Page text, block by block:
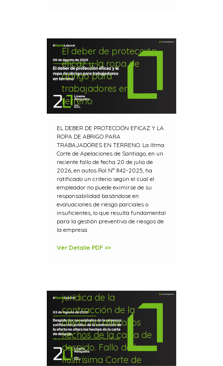
El deber de protección
eficaz y la ropa de
abrigo para
trabajadores en
terreno
EL DEBER DE PROTECCIÓN EFICAZ Y LA
ROPA DE ABRIGO PARA
TRABAJADORES EN TERRENO. La Iltma.
Corte de Apelaciones de Santiago, en un
reciente fallo de fecha 20 de julio de
2026, en autos Rol N° 842-2025, ha
ratificado un criterio según el cual el
empleador no puede eximirse de su
responsabilidad basándose en
evaluaciones de riesgo parciales o
insuficientes, lo que resulta fundamental
para la gestión preventiva de riesgos de
la empresa.
Ver Detalle PDF >>
jurídica de la
contracción de la
oferta no altera los
hechos de la carta de
despido. Fallo de la
Ilustrísima Corte de